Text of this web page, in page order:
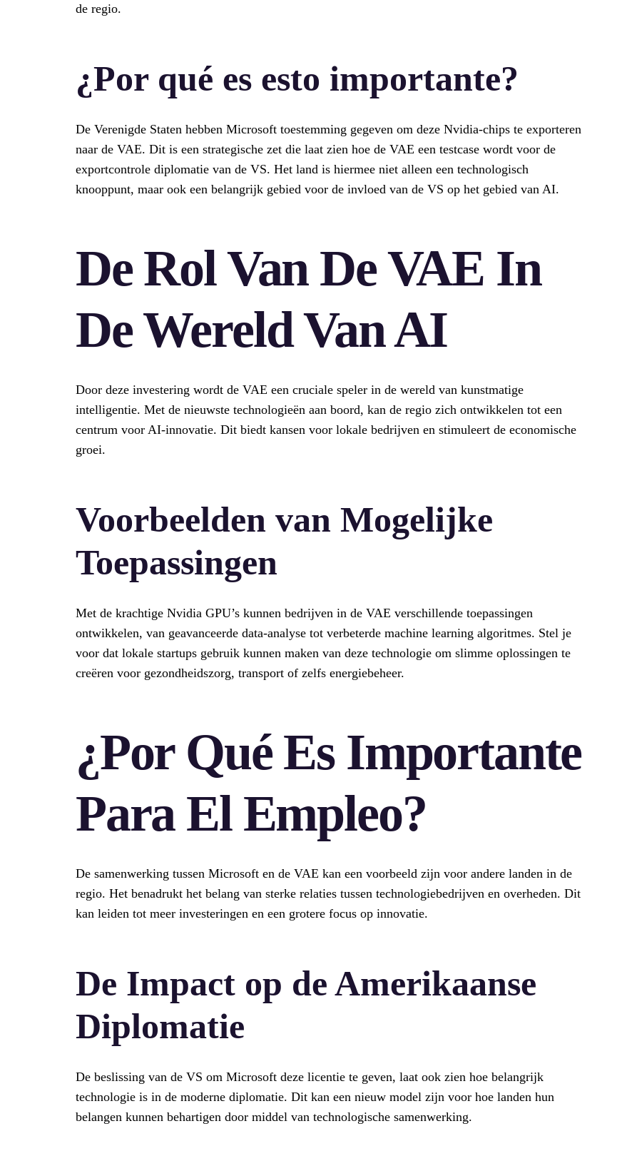
de regio.
¿Por qué es esto importante?
De Verenigde Staten hebben Microsoft toestemming gegeven om deze Nvidia-chips te exporteren
naar de VAE. Dit is een strategische zet die laat zien hoe de VAE een testcase wordt voor de
exportcontrole diplomatie van de VS. Het land is hiermee niet alleen een technologisch
knooppunt, maar ook een belangrijk gebied voor de invloed van de VS op het gebied van AI.
De Rol Van De VAE In
De Wereld Van AI
Door deze investering wordt de VAE een cruciale speler in de wereld van kunstmatige
intelligentie. Met de nieuwste technologieën aan boord, kan de regio zich ontwikkelen tot een
centrum voor AI-innovatie. Dit biedt kansen voor lokale bedrijven en stimuleert de economische
groei.
Voorbeelden van Mogelijke
Toepassingen
Met de krachtige Nvidia GPU’s kunnen bedrijven in de VAE verschillende toepassingen
ontwikkelen, van geavanceerde data-analyse tot verbeterde machine learning algoritmes. Stel je
voor dat lokale startups gebruik kunnen maken van deze technologie om slimme oplossingen te
creëren voor gezondheidszorg, transport of zelfs energiebeheer.
¿Por Qué Es Importante
Para El Empleo?
De samenwerking tussen Microsoft en de VAE kan een voorbeeld zijn voor andere landen in de
regio. Het benadrukt het belang van sterke relaties tussen technologiebedrijven en overheden. Dit
kan leiden tot meer investeringen en een grotere focus op innovatie.
De Impact op de Amerikaanse
Diplomatie
De beslissing van de VS om Microsoft deze licentie te geven, laat ook zien hoe belangrijk
technologie is in de moderne diplomatie. Dit kan een nieuw model zijn voor hoe landen hun
belangen kunnen behartigen door middel van technologische samenwerking.